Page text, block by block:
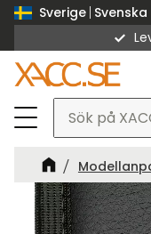
Sverige Svenska